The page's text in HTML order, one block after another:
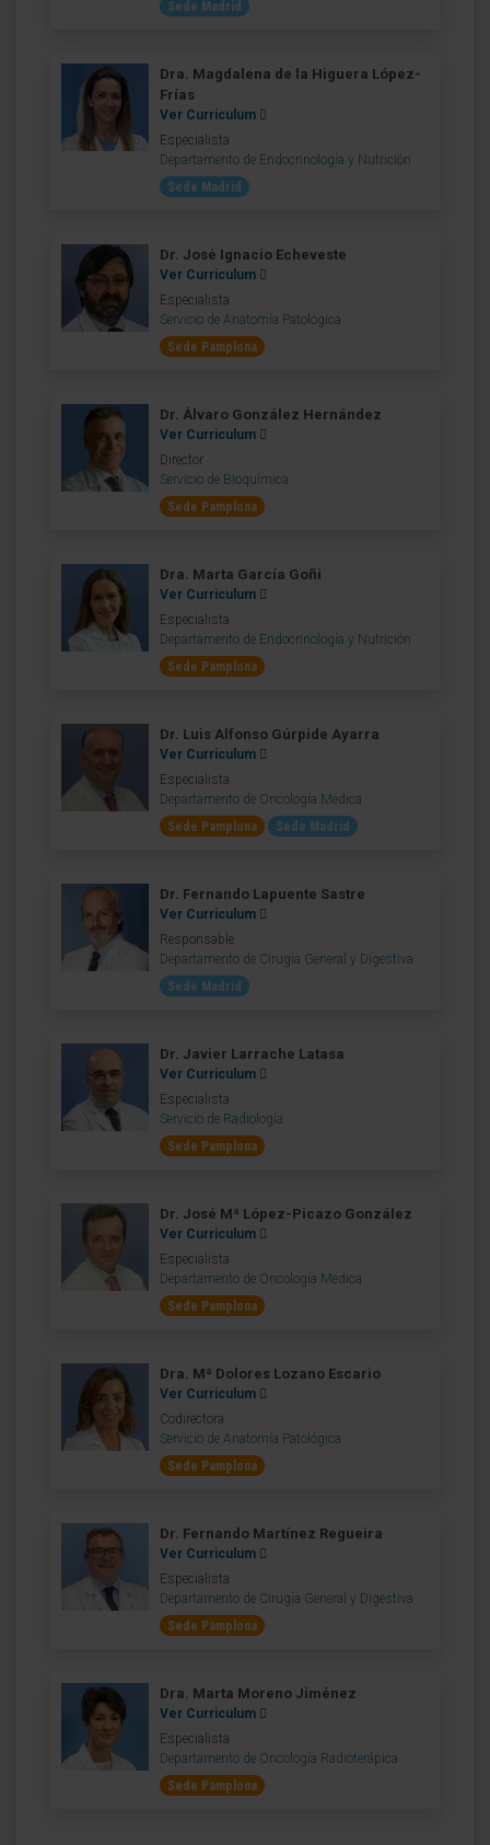
Sede Madrid
Dra. Magdalena de la Higuera López-
Frías
Ver Curriculum
Especialista
Departamento de Endocrinología y Nutrición
Sede Madrid
Dr. José Ignacio Echeveste
Ver Curriculum
Especialista
Servicio de Anatomía Patológica
Sede Pamplona
Dr. Álvaro González Hernández
Ver Curriculum
Director
Servicio de Bioquímica
Sede Pamplona
Dra. Marta García Goñi
Ver Curriculum
Especialista
Departamento de Endocrinología y Nutrición
Sede Pamplona
Dr. Luis Alfonso Gúrpide Ayarra
Ver Curriculum
Especialista
Departamento de Oncología Médica
Sede Pamplona
Sede Madrid
Dr. Fernando Lapuente Sastre
Ver Curriculum
Responsable
Departamento de Cirugía General y Digestiva
Sede Madrid
Dr. Javier Larrache Latasa
Ver Curriculum
Especialista
Servicio de Radiología
Sede Pamplona
Dr. José Mª López-Picazo González
Ver Curriculum
Especialista
Departamento de Oncología Médica
Sede Pamplona
Dra. Mª Dolores Lozano Escario
Ver Curriculum
Codirectora
Servicio de Anatomía Patológica
Sede Pamplona
Dr. Fernando Martínez Regueira
Ver Curriculum
Especialista
Departamento de Cirugía General y Digestiva
Sede Pamplona
Dra. Marta Moreno Jiménez
Ver Curriculum
Especialista
Departamento de Oncología Radioterápica
Sede Pamplona